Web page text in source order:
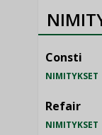
Consti
NIMITYKSET
Refair
NIMITYKSET